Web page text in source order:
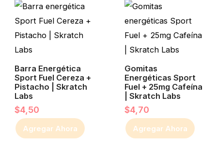
Barra Energética
Sport Fuel Cereza +
Pistacho | Skratch
Labs
$4,50
Agregar Ahora
Gomitas
Energéticas Sport
Fuel + 25mg Cafeína
| Skratch Labs
$4,70
Agregar Ahora